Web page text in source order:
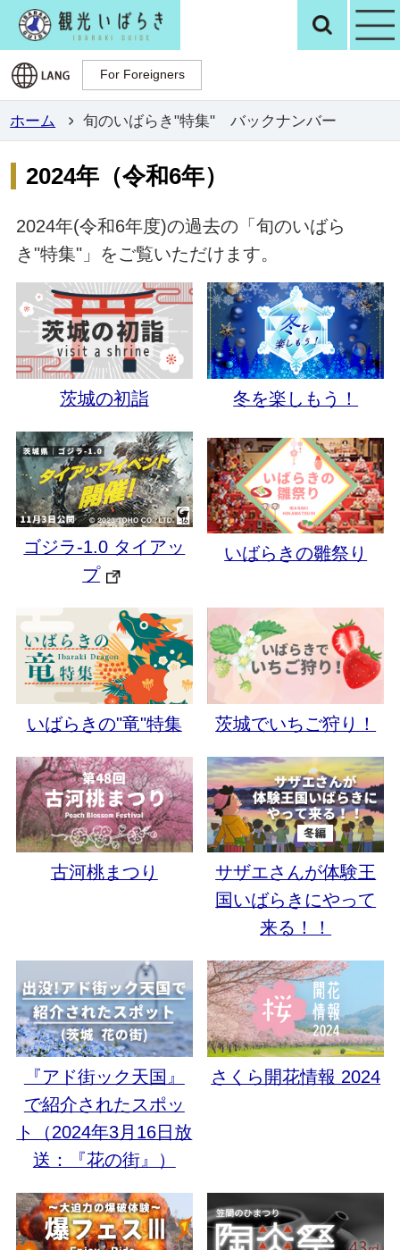
観光いばらき検
For Foreigners
For Foreigners
ホーム 旬のいばらき"特集" バックナンバー
2024年（令和6年）
2024年(令和6年度)の過去の「旬のいばら
き"特集"」をご覧いただけます。
茨城の初詣 冬を楽しもう！
ゴジラ-1.0 タイアッ
プ
いばらきの雛祭り
いばらきの"竜"特集 茨城でいちご狩り！
古河桃まつり
サザエさんが体験王
国いばらきにやって
来る！！
『アド街ック天国』
で紹介されたスポッ
ト（2024年3月16日放
送：『花の街』）
さくら開花情報 2024